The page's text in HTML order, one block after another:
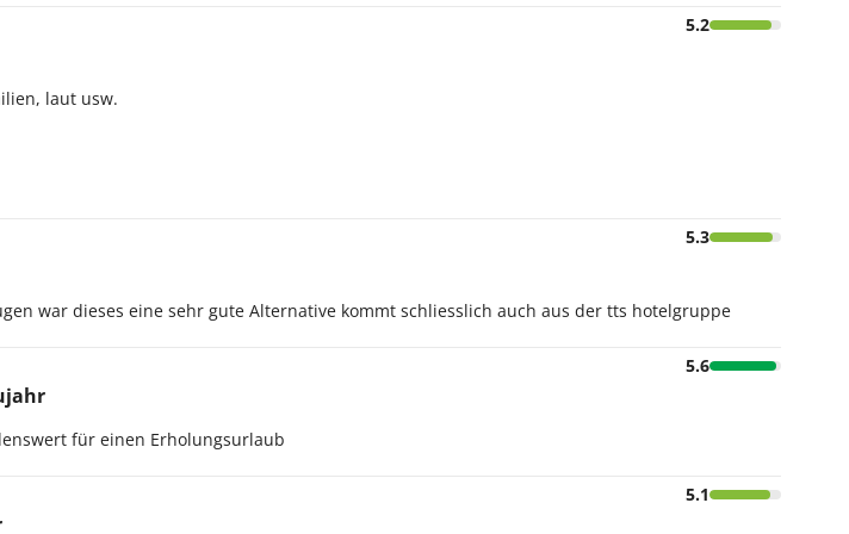
5.2
laut usw.
5.3
war dieses eine sehr gute Alternative kommt schliesslich auch aus der tts hotelgruppe
5.6
für einen Erholungsurlaub
5.1